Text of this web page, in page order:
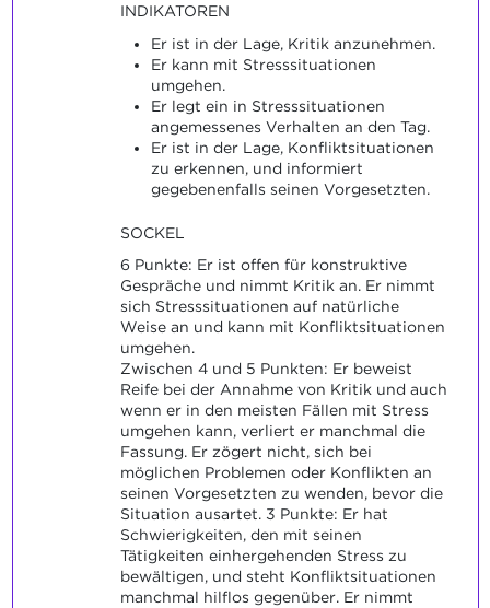
INDIKATOREN
Er ist in der Lage, Kritik anzunehmen.
Er kann mit Stresssituationen
umgehen.
Er legt ein in Stresssituationen
angemessenes Verhalten an den Tag.
Er ist in der Lage, Konfliktsituationen
zu erkennen, und informiert
gegebenenfalls seinen Vorgesetzten.
SOCKEL
6 Punkte: Er ist offen für konstruktive
Gespräche und nimmt Kritik an. Er nimmt
sich Stresssituationen auf natürliche
Weise an und kann mit Konfliktsituationen
umgehen.
Zwischen 4 und 5 Punkten: Er beweist
Reife bei der Annahme von Kritik und auch
wenn er in den meisten Fällen mit Stress
umgehen kann, verliert er manchmal die
Fassung. Er zögert nicht, sich bei
möglichen Problemen oder Konflikten an
seinen Vorgesetzten zu wenden, bevor die
Situation ausartet. 3 Punkte: Er hat
Schwierigkeiten, den mit seinen
Tätigkeiten einhergehenden Stress zu
bewältigen, und steht Konfliktsituationen
manchmal hilflos gegenüber. Er nimmt